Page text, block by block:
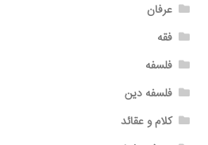
عرفان
فقه
فلسفه
فلسفه دین
کلام و عقائد